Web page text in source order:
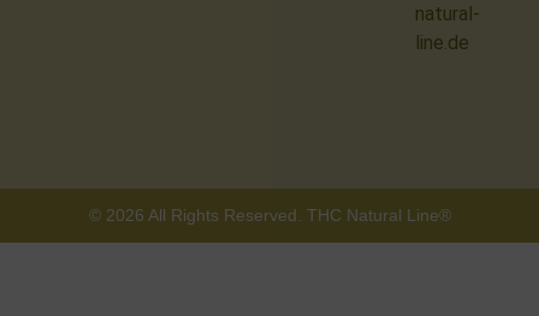
natural-
line.de
© 2026 All Rights Reserved. THC Natural Line®